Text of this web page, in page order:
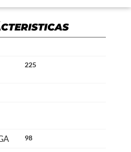
225
98